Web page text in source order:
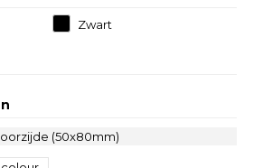
Zwart
(50x80mm)